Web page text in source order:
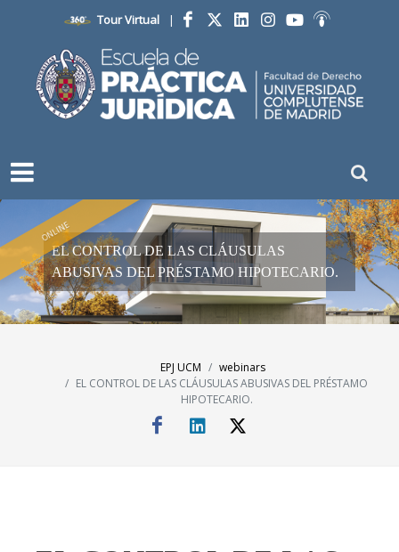
Tour Virtual |
Facebook
ONLINE
EL CONTROL DE LAS CLÁUSULAS
ABUSIVAS DEL PRÉSTAMO HIPOTECARIO.
EPJ UCM
webinars
EL CONTROL DE LAS CLÁUSULAS ABUSIVAS DEL PRÉSTAMO
HIPOTECARIO.